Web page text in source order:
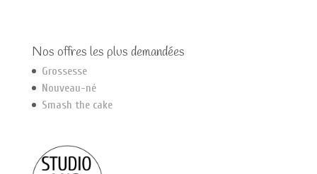
Nos offres les plus demandées
Grossesse
Nouveau-né
Smash the cake